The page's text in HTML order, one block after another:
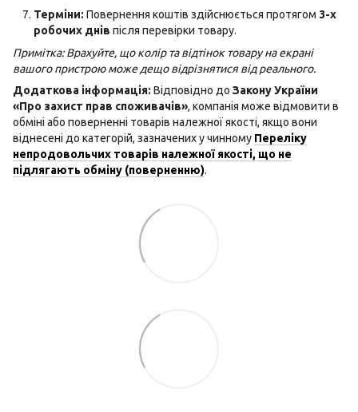
Терміни: Повернення коштів здійснюється протягом 3-х
робочих днів після перевірки товару.
Примітка: Врахуйте, що колір та відтінок товару на екрані
вашого пристрою може дещо відрізнятися від реального.
Додаткова інформація: Відповідно до Закону України
«Про захист прав споживачів», компанія може відмовити в
обміні або поверненні товарів належної якості, якщо вони
віднесені до категорій, зазначених у чинному Переліку
непродовольчих товарів належної якості, що не
підлягають обміну (поверненню).